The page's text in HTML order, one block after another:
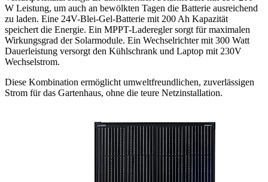
W Leistung, um auch an bewölkten Tagen die Batterie ausreichend
zu laden. Eine 24V-Blei-Gel-Batterie mit 200 Ah Kapazität
speichert die Energie. Ein MPPT-Laderegler sorgt für maximalen
Wirkungsgrad der Solarmodule. Ein Wechselrichter mit 300 Watt
Dauerleistung versorgt den Kühlschrank und Laptop mit 230V
Wechselstrom.
Diese Kombination ermöglicht umweltfreundlichen, zuverlässigen
Strom für das Gartenhaus, ohne die teure Netzinstallation.